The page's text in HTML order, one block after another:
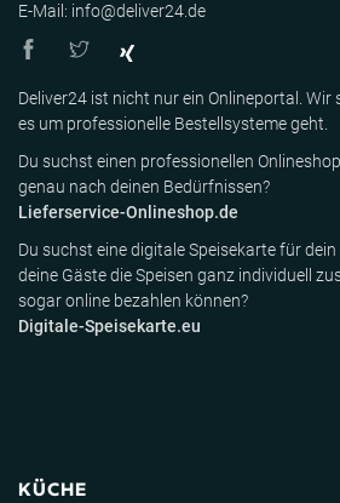
E-Mail: info@deliver24.de
Deliver24 ist nicht nur ein Onlineportal. Wir
es um professionelle Bestellsysteme geht.
Du suchst einen professionellen
genau nach deinen Bedürfnissen?
Lieferservice-Onlineshop.de
Du suchst eine digitale Speisekarte für
deine Gäste die Speisen ganz individuell
sogar online bezahlen können?
Digitale-Speisekarte.eu
KÜCHE